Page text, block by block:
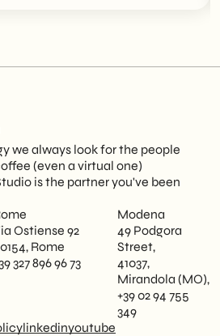
we always look for the people
(even a virtual one)
is the partner you've been
Ostiense 92
Rome
327 896 96 73
Modena
49 Podgora
Street,
41037,
Mirandola (MO),
+39 02 94 755
349
linkedinyoutube